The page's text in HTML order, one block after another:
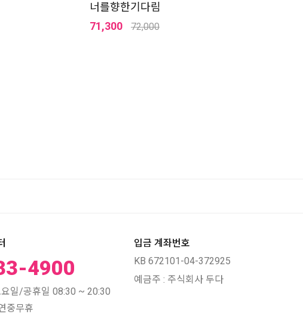
너를향한기다림
71,300
72,000
4900
요일/공휴일 08:30 ~ 20:30
중무휴
입금 계좌번호
KB 672101-04-372925
예금주 : 주식회사 두다